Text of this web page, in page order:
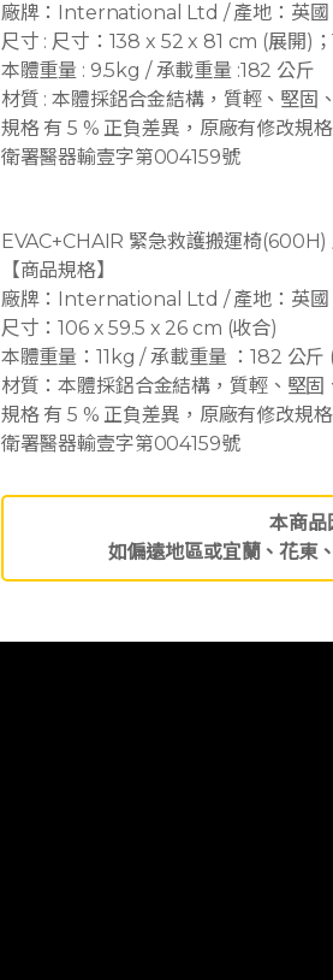
廠牌：International Ltd / 產地：英國
尺寸 : 尺寸：138 x 52 x 81 cm (展開)
本體重量 : 9.5kg / 承載重量 :182 公斤
材質 : 本體採鋁合金結構，質輕、堅固
規格 有 5 % 正負差異，原廠有修改規
衛署醫器輸壹字第004159號
EVAC+CHAIR 緊急救護搬運椅(600H)
【商品規格】
廠牌：International Ltd / 產地：英國
尺寸：106 x 59.5 x 26 cm (收合)
本體重量：11kg / 承載重量 ：182 公斤
材質：本體採鋁合金結構，質輕、堅固
規格 有 5 % 正負差異，原廠有修改規格
衛署醫器輸壹字第004159號
本商品
如偏遠地區或宜蘭、花東